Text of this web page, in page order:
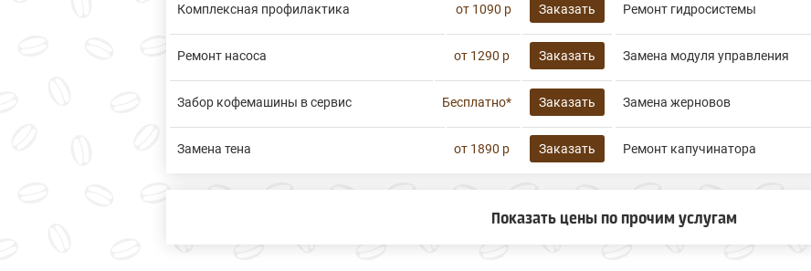
Комплексная профилактика от 1090 р Заказать Ремонт гидросистемы
Ремонт насоса от 1290 р Заказать Замена модуля управления
Забор кофемашины в сервис Бесплатно* Заказать Замена жерновов
Замена тена от 1890 р Заказать Ремонт капучинатора
Показать цены по прочим услугам